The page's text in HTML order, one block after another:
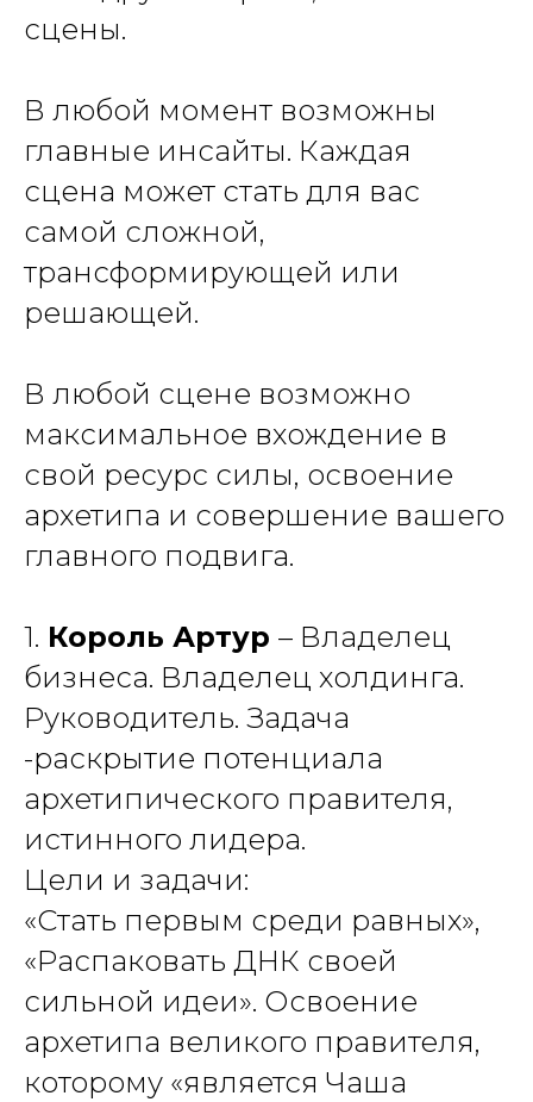
сцены.
В любой момент возможны
главные инсайты. Каждая
сцена может стать для вас
самой сложной,
трансформирующей или
решающей.
В любой сцене возможно
максимальное вхождение в
свой ресурс силы, освоение
архетипа и совершение вашего
главного подвига.
1. Король Артур – Владелец
бизнеса. Владелец холдинга.
Руководитель. Задача
-раскрытие потенциала
архетипического правителя,
истинного лидера.
Цели и задачи:
«Стать первым среди равных»,
«Распаковать ДНК своей
сильной идеи». Освоение
архетипа великого правителя,
которому «является Чаша